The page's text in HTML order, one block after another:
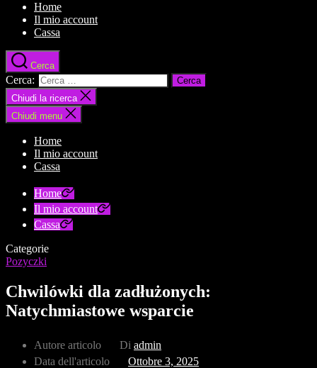
Home
Il mio account
Cassa
Cerca
Cerca:
Chiudi la ricerca
Chiudi menu
Home
Il mio account
Cassa
Home
Il mio account
Cassa
Categorie
Pozyczki
Chwilówki dla zadłużonych:
Natychmiastowe wsparcie
Autore articolo Di admin
Data dell'articolo
Ottobre 3, 2025